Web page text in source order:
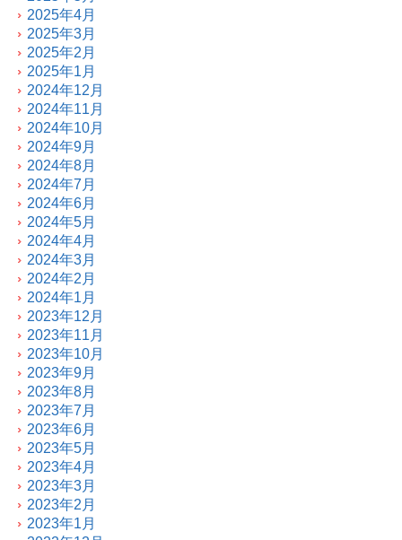
2025年4月
2025年3月
2025年2月
2025年1月
2024年12月
2024年11月
2024年10月
2024年9月
2024年8月
2024年7月
2024年6月
2024年5月
2024年4月
2024年3月
2024年2月
2024年1月
2023年12月
2023年11月
2023年10月
2023年9月
2023年8月
2023年7月
2023年6月
2023年5月
2023年4月
2023年3月
2023年2月
2023年1月